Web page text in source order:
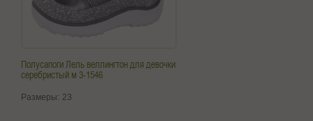
Полусапоги Лель веллингтон для девочки
серебристый м 3-1546
Размеры: 23